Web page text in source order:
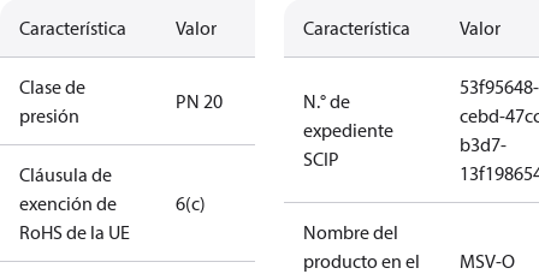
Característica Valor
Clase de
presión
PN 20
Cláusula de
exención de
RoHS de la UE
6(c)
Característica Valor
N.° de
expediente
SCIP
53f95648-
cebd-
b3d7-
Nombre del
producto en el
MSV-O